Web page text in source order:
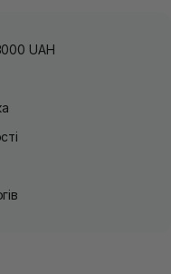
UAH